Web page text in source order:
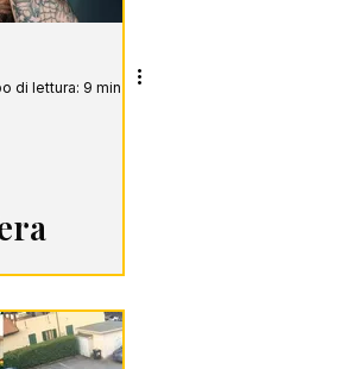
di lettura: 9 min
e